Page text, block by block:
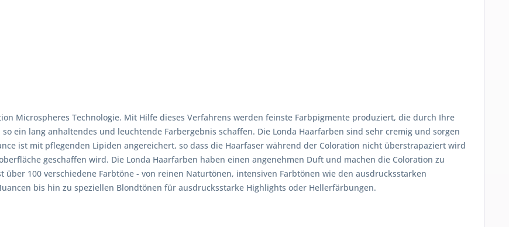
Microspheres Technologie. Mit Hilfe dieses Verfahrens werden feinste Farbpigmente produziert, die durch Ihre
ein lang anhaltendes und leuchtende Farbergebnis schaffen. Die Londa Haarfarben sind sehr cremig und sorgen
ist mit pflegenden Lipiden angereichert, so dass die Haarfaser während der Coloration nicht überstrapaziert wird
geschaffen wird. Die Londa Haarfarben haben einen angenehmen Duft und machen die Coloration zu
über 100 verschiedene Farbtöne - von reinen Naturtönen, intensiven Farbtönen wie den ausdrucksstarken
bis hin zu speziellen Blondtönen für ausdrucksstarke Highlights oder Hellerfärbungen.